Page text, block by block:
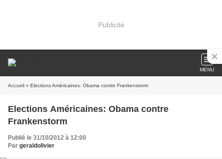
Publicité
MENU
Accueil » Elections Américaines: Obama contre Frankenstorm
Elections Américaines: Obama contre
Frankenstorm
Publié le 31/10/2012 à 12:00
Par geraldolivier